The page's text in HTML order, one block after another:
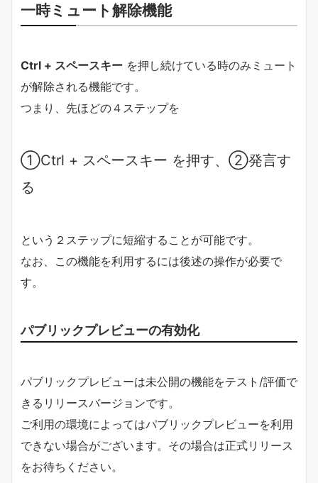
一時ミュート解除機能
Ctrl + スペースキー を押し続けている時のみミュート
が解除される機能です。
つまり、先ほどの４ステップを
①Ctrl + スペースキー を押す、②発言す
る
という２ステップに短縮することが可能です。
なお、この機能を利用するには後述の操作が必要で
す。
パブリックプレビューの有効化
パブリックプレビューは未公開の機能をテスト/評価で
きるリリースバージョンです。
ご利用の環境によってはパブリックプレビューを利用
できない場合がございます。その場合は正式リリース
をお待ちください。